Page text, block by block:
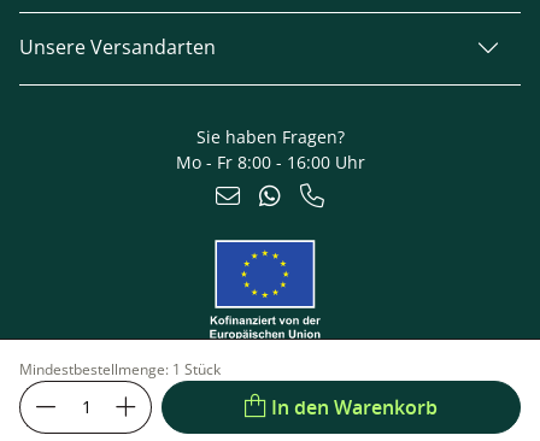
Mindestbestellmenge: 1 Stück
In den Warenkorb
Unsere Versandarten
Sie haben Fragen?
Mo - Fr 8:00 - 16:00 Uhr
Impressum © 2026 TerraGala Datenschutz